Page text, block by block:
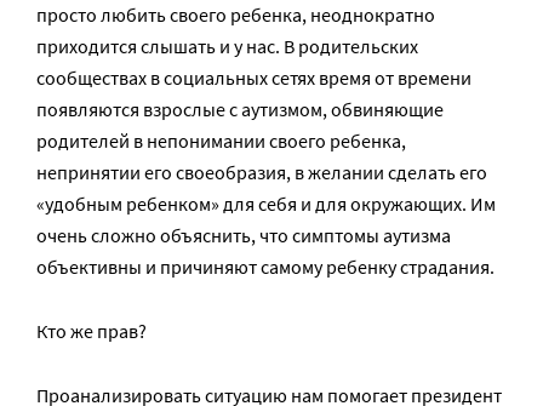
просто любить своего ребенка, неоднократно
приходится слышать и у нас. В родительских
сообществах в социальных сетях время от времени
появляются взрослые с аутизмом, обвиняющие
родителей в непонимании своего ребенка,
непринятии его своеобразия, в желании сделать его
«удобным ребенком» для себя и для окружающих. Им
очень сложно объяснить, что симптомы аутизма
объективны и причиняют самому ребенку страдания.
Кто же прав?
Проанализировать ситуацию нам помогает президент